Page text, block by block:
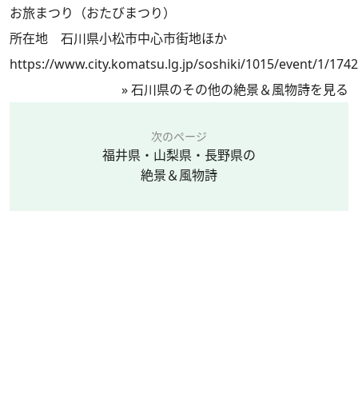
お旅まつり（おたびまつり）
所在地 石川県小松市中心市街地ほか
https://www.city.komatsu.lg.jp/soshiki/1015/event/1/
»石川県のその他の絶景＆風物詩を見る
次のページ
福井県・山梨県・長野県の
絶景＆風物詩